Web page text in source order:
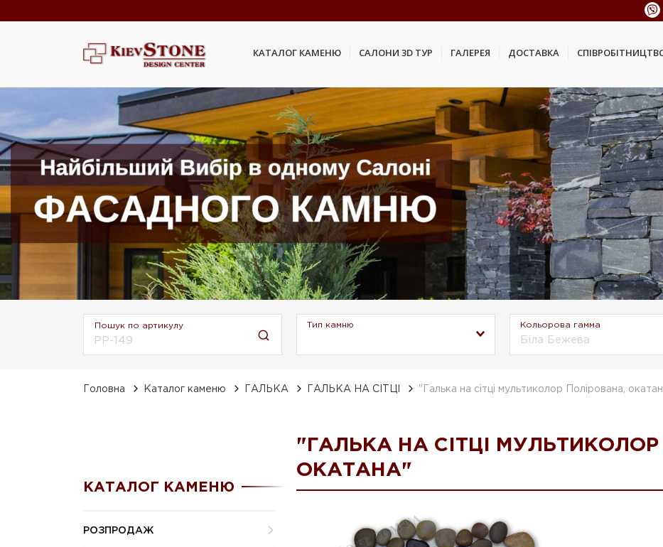
КАТАЛОГ КАМЕНЮ САЛОНИ 3D ТУР ГАЛЕРЕЯ ДОСТАВКА
Пошук по артикулу Тип камню Кольорова гамма
Біла Бежева
Головна Каталог каменю ГАЛЬКА ГАЛЬКА НА СІТЦІ "Галька на сітці мультиколор Полірована,
КАТАЛОГ КАМЕНЮ
РОЗПРОДАЖ
"ГАЛЬКА НА СІТЦІ
ОКАТАНА"